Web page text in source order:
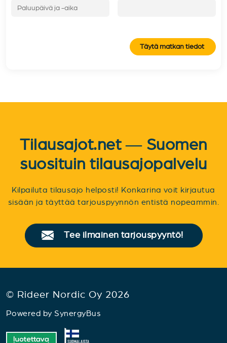
Täytä matkan tiedot
Tilausajot.net — Suomen
suosituin tilausajopalvelu
Kilpailuta tilausajo helposti! Konkarina voit kirjautua
sisään ja täyttää tarjouspyynnön entistä nopeammin.
Tee ilmainen tarjouspyyntö!
© Rideer Nordic Oy 2026
Powered by SynergyBus